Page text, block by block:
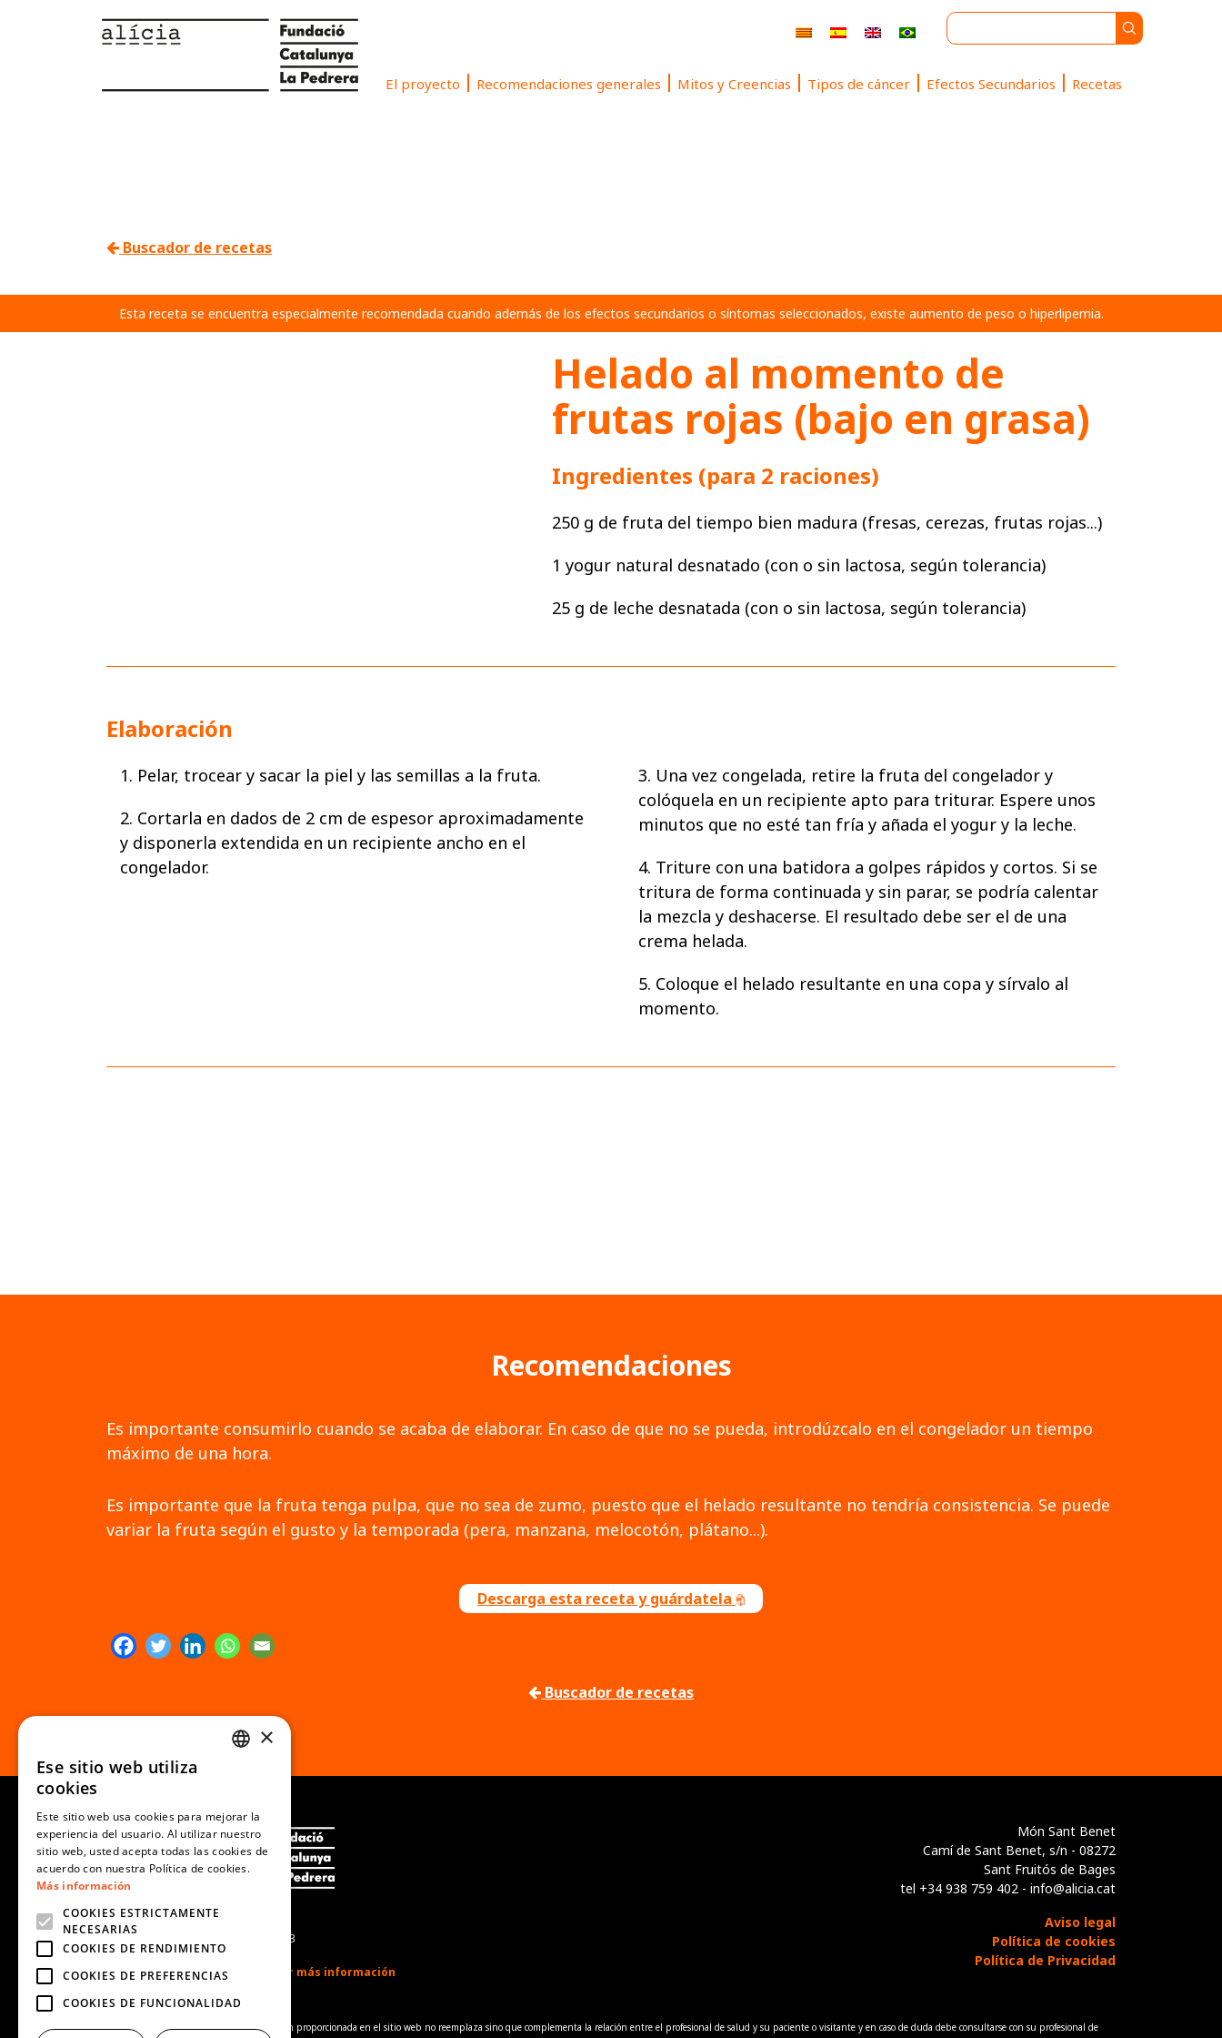
El proyecto Recomendaciones generales Mitos y Creencias Tipos de cáncer Efectos Secundarios Recetas
Buscador de recetas
Esta receta se encuentra especialmente recomendada cuando además de los efectos secundarios o síntomas seleccionados, existe aumento de peso o hiperlipemia.
Helado al momento de
frutas rojas (bajo en grasa)
Ingredientes (para 2 raciones)
250 g de fruta del tiempo bien madura (fresas, cerezas, frutas rojas...)
1 yogur natural desnatado (con o sin lactosa, según tolerancia)
25 g de leche desnatada (con o sin lactosa, según tolerancia)
Elaboración
1. Pelar, trocear y sacar la piel y las semillas a la fruta.
2. Cortarla en dados de 2 cm de espesor aproximadamente
y disponerla extendida en un recipiente ancho en el
congelador.
3. Una vez congelada, retire la fruta del congelador y
colóquela en un recipiente apto para triturar. Espere unos
minutos que no esté tan fría y añada el yogur y la leche.
4. Triture con una batidora a golpes rápidos y cortos. Si se
tritura de forma continuada y sin parar, se podría calentar
la mezcla y deshacerse. El resultado debe ser el de una
crema helada.
5. Coloque el helado resultante en una copa y sírvalo al
momento.
Recomendaciones
Es importante consumirlo cuando se acaba de elaborar. En caso de que no se pueda, introdúzcalo en el congelador un tiempo
máximo de una hora.
Es importante que la fruta tenga pulpa, que no sea de zumo, puesto que el helado resultante no tendría consistencia. Se puede
variar la fruta según el gusto y la temporada (pera, manzana, melocotón, plátano...).
Descarga esta receta y guárdatela
Buscador de recetas
Fecha de actualización: Enero 2023
Món Sant Benet
Camí de Sant Benet, s/n - 08272
Sant Fruitós de Bages
tel +34 938 759 402 - info@alicia.cat
Aviso legal
Política de cookies
Política de Privacidad
Aviso de complementariedad:La información proporcionada en el sitio web no reemplaza sino que complementa la relación entre el profesional de salud y su paciente o visitante y en caso de duda debe consultarse con su profesional de
ENGLISH
PORTUGUESE
×
Ese sitio web utiliza
cookies
Este sitio web usa cookies para mejorar la
experiencia del usuario. Al utilizar nuestro
sitio web, usted acepta todas las cookies de
acuerdo con nuestra Política de cookies.
Más información
COOKIES ESTRICTAMENTE
NECESARIAS
COOKIES DE RENDIMIENTO
COOKIES DE PREFERENCIAS
COOKIES DE FUNCIONALIDAD